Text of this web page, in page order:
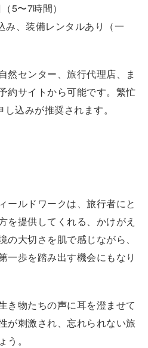
5〜7時間）
み、装備レンタルあり（一
然センター、旅行代理店、ま
約サイトから可能です。繁忙
込みが推奨されます。
ールドワークは、旅行者にと
を提供してくれる、かけがえ
大切さを肌で感じながら、
一歩を踏み出す機会にもなり
き物たちの声に耳を澄ませて
が刺激され、忘れられない旅
。